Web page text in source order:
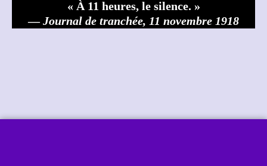
« À 11 heures, le silence. »
—Journal de tranchée, 11 novembre 1918